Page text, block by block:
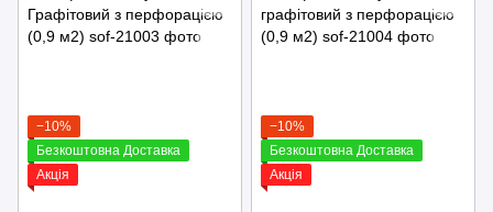
−10%
Безкоштовна Доставка
Акція
−10%
Безкоштовна Доставка
Акція